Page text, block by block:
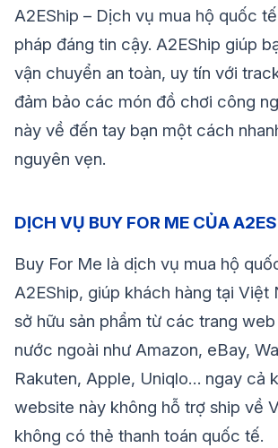
A2EShip – Dịch vụ mua hộ quốc
pháp đáng tin cậy. A2EShip giúp
vận chuyển an toàn, uy tín với
đảm bảo các món đồ chơi công
này về đến tay bạn một cách
nguyên vẹn.
DỊCH VỤ BUY FOR ME CỦA
Buy For Me là dịch vụ mua hộ
A2EShip, giúp khách hàng tại Việt
sở hữu sản phẩm từ các trang
nước ngoài như Amazon, eBay,
Rakuten, Apple, Uniqlo… ngay cả
website này không hỗ trợ ship về
không có thẻ thanh toán quốc tế.